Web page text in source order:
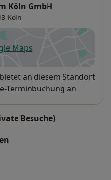
Köln GmbH
Köln
Maps
öffnet in einer neuen
an diesem Standort
Terminbuchung an
Besuche)